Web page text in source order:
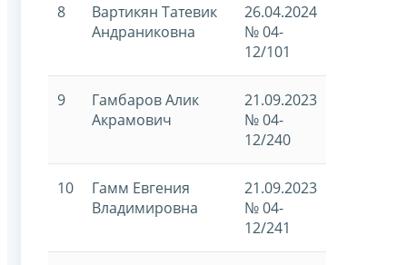
8
Вартикян Татевик
Андраниковна
26.04.2024
№ 04-
12/101
9
Гамбаров Алик
Акрамович
21.09.2023
№ 04-
12/240
10
Гамм Евгения
Владимировна
21.09.2023
№ 04-
12/241